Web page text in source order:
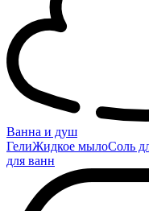
Ванна и душ
ГелиЖидкое мылоСоль
для ванн